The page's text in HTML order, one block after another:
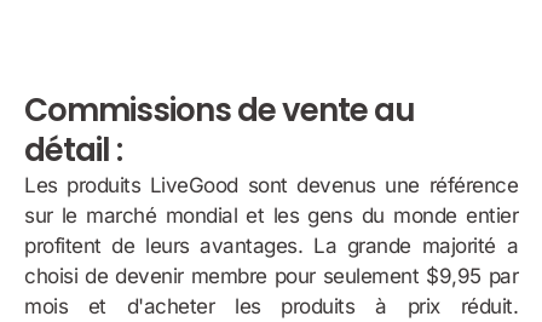
Commissions de vente au
détail :
Les produits LiveGood sont devenus une référence
sur le marché mondial et les gens du monde entier
profitent de leurs avantages. La grande majorité a
choisi de devenir membre pour seulement $9,95 par
mois et d'acheter les produits à prix réduit.